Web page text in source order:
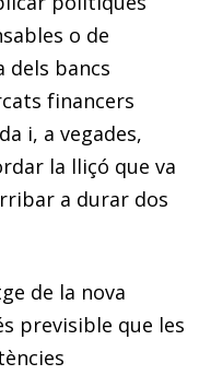
o de
dels bancs
financers
i, a vegades,
la lliçó que va
a durar dos
de la nova
previsible que les